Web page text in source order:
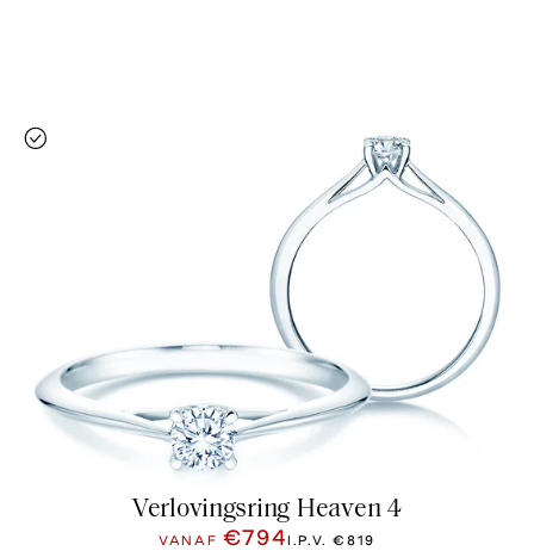
Verlovingsring Heaven 4
VANAF €794I.P.V.€819